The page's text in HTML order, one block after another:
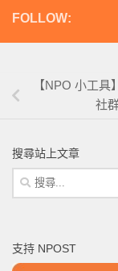
FOLLOW:
【NPO 小工
社
搜尋站上文章
搜
尋
字:
支持 NPOST